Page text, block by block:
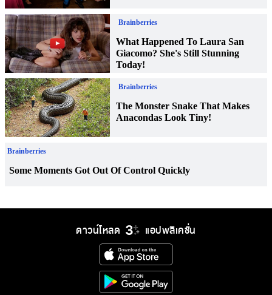
ดาวน์โหลด แอปพลิเคชั่น